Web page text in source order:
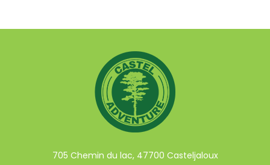
705 Chemin du lac, 47700 Casteljaloux